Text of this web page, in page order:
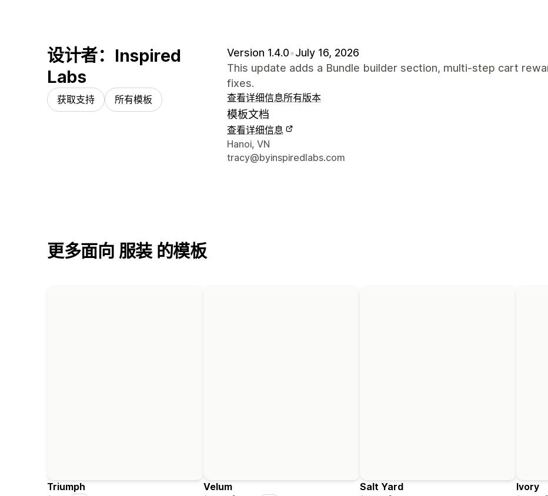
设计者：Inspired
Labs
获取支持 所有模板
Version 1.4.0•July 16, 2026
This update adds a Bundle builder section, multi-step cart
fixes.
查看详细信息所有版本
模板文档
查看详细信息
设计师联系方式
Hanoi, VN
tracy@byinspiredlabs.com
更多面向 服装 的模板
Triumph
Velum
Salt Yard
Ivory